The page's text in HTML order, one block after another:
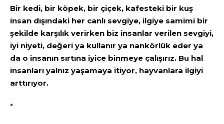
Bir kedi, bir köpek, bir çiçek, kafesteki bir kuş
insan dışındaki her canlı sevgiye, ilgiye samimi bir
şekilde karşılık verirken biz insanlar verilen sevgiyi,
iyi niyeti, değeri ya kullanır ya nankörlük eder ya
da o insanın sırtına iyice binmeye çalışırız. Bu hal
insanları yalnız yaşamaya itiyor, hayvanlara ilgiyi
arttırıyor.
*